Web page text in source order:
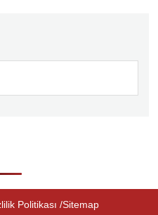
Politikası Sitemap